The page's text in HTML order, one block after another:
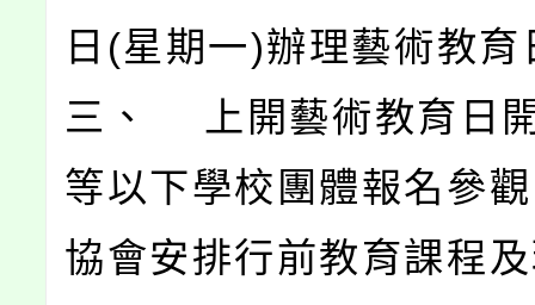
日(星期一)辦理藝術教育
三、 上開藝術教育日
等以下學校團體報名參
協會安排行前教育課程